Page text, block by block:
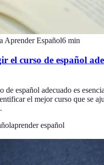
Aprender Español6 min
el curso de español
de español adecuado es
el mejor curso que se
aprender español